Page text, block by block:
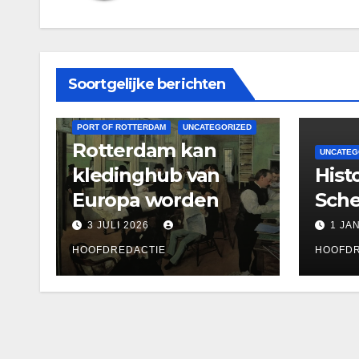
Soortgelijke berichten
FASHION PETROCHEMIE
PORT OF ROTTERDAM UNCATEGORIZED
Rotterdam kan
kledinghub van
Europa worden
3 JULI 2026
HOOFDREDACTIE
1